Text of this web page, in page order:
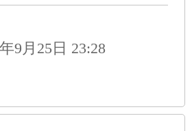
9月25日 23:28